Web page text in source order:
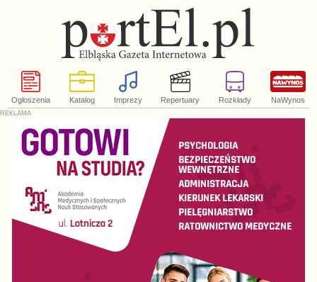
Ogłoszenia Katalog Imprezy Repertuary Rozkłady NaWynos